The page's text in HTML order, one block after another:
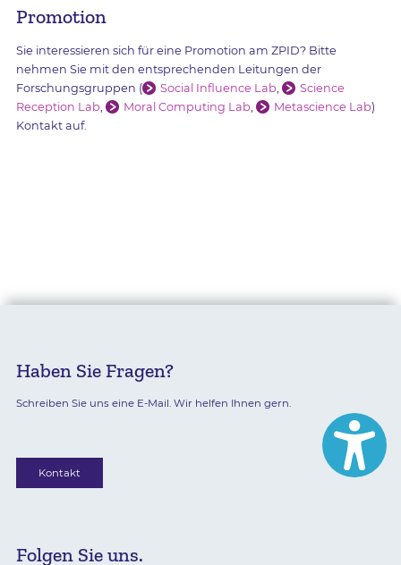
Promotion
Sie interessieren sich für eine Promotion am ZPID? Bitte
nehmen Sie mit den entsprechenden Leitungen der
Forschungsgruppen (
Social Influence Lab
Science
Reception Lab
Moral Computing Lab Metascience Lab)
Kontakt auf.
Haben Sie Fragen?
Schreiben Sie uns eine E-Mail. Wir helfen Ihnen gern.
Kontakt
Folgen Sie uns.